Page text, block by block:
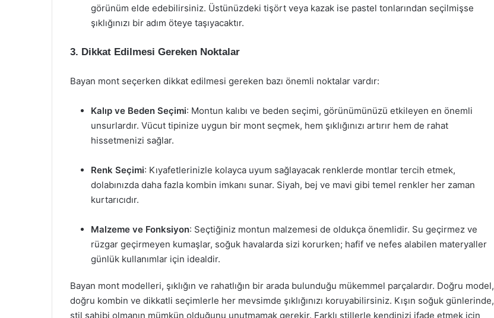
görünüm elde edebilirsiniz. Üstünüzdeki tişört veya kazak ise pastel tonlarından seçilmişse
şıklığınızı bir adım öteye taşıyacaktır.
3. Dikkat Edilmesi Gereken Noktalar
Bayan mont seçerken dikkat edilmesi gereken bazı önemli noktalar vardır:
Kalıp ve Beden Seçimi: Montun kalıbı ve beden seçimi, görünümünüzü etkileyen en önemli
unsurlardır. Vücut tipinize uygun bir mont seçmek, hem şıklığınızı artırır hem de rahat
hissetmenizi sağlar.
Renk Seçimi: Kıyafetlerinizle kolayca uyum sağlayacak renklerde montlar tercih etmek,
dolabınızda daha fazla kombin imkanı sunar. Siyah, bej ve mavi gibi temel renkler her zaman
kurtarıcıdır.
Malzeme ve Fonksiyon: Seçtiğiniz montun malzemesi de oldukça önemlidir. Su geçirmez ve
rüzgar geçirmeyen kumaşlar, soğuk havalarda sizi korurken; hafif ve nefes alabilen materyaller
günlük kullanımlar için idealdir.
Bayan mont modelleri, şıklığın ve rahatlığın bir arada bulunduğu mükemmel parçalardır. Doğru model,
doğru kombin ve dikkatli seçimlerle her mevsimde şıklığınızı koruyabilirsiniz. Kışın soğuk günlerinde,
stil sahibi olmanın mümkün olduğunu unutmamak gerekir. Farklı stillerle kendinizi ifade etmek için